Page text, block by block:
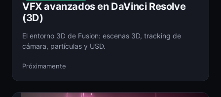
VFX avanzados en DaVinci Resolve
(3D)
El entorno 3D de Fusion: escenas 3D, tracking de
cámara, partículas y USD.
Próximamente